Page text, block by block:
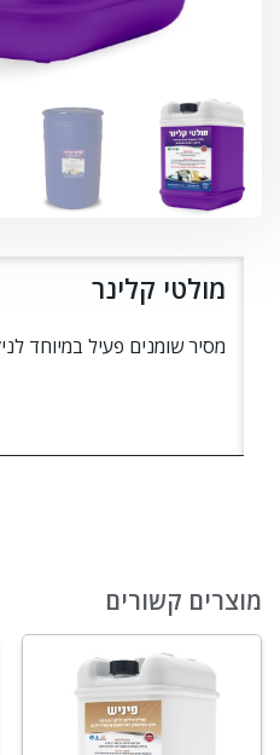
מולטי קלינר
מסיר שומנים פעיל במיוחד
מוצרים קשורים